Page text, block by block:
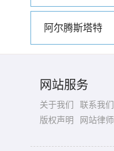
阿尔腾斯塔特
网站服务
关于我们 联系我们
版权声明
网站律师